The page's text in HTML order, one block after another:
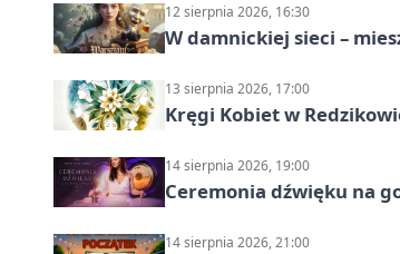
12 sierpnia 2026, 16:30
W damnickiej sieci –
13 sierpnia 2026, 17:00
Kręgi Kobiet w
14 sierpnia 2026, 19:00
Ceremonia dźwięku na
14 sierpnia 2026, 21:00